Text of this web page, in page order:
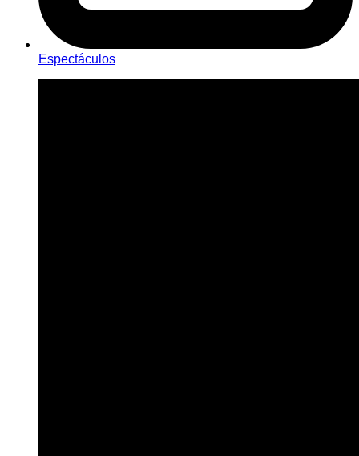
Espectáculos